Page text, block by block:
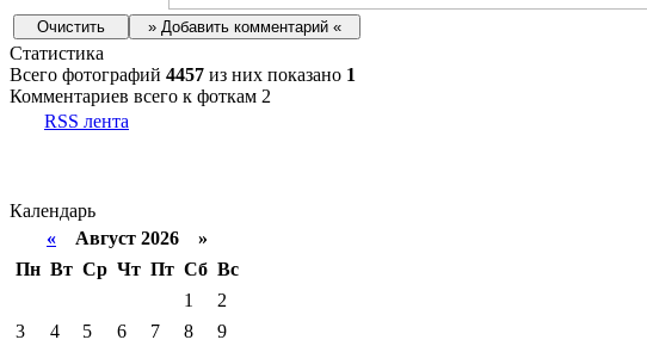
Статистика
Всего фотографий 4457 из них показано 1
Комментариев всего к фоткам 2
RSS лента
Календарь
« Август 2026 »
Пн Вт Ср Чт Пт Сб Вс
1
2
3
4 5 6 7 8 9